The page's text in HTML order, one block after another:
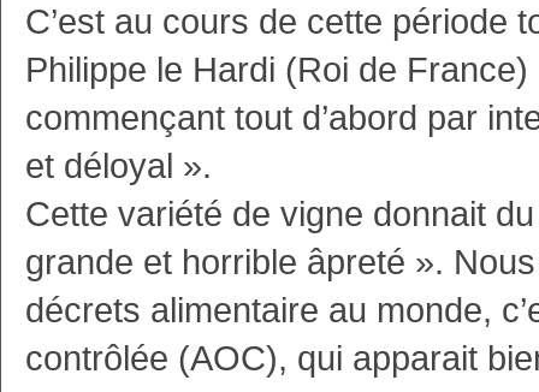
C’est au cours de cette période
Philippe le Hardi (Roi de
commençant tout d’abord par
et déloyal ».
Cette variété de vigne donnait
grande et horrible âpreté ».
décrets alimentaire au monde,
contrôlée (AOC), qui apparait